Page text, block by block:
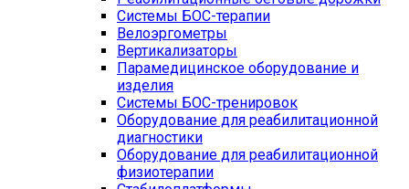
Системы БОС-терапии
Велоэргометры
Вертикализаторы
Парамедицинское оборудование и
изделия
Системы БОС-тренировок
Оборудование для реабилитационной
диагностики
Оборудование для реабилитационной
физиотерапии